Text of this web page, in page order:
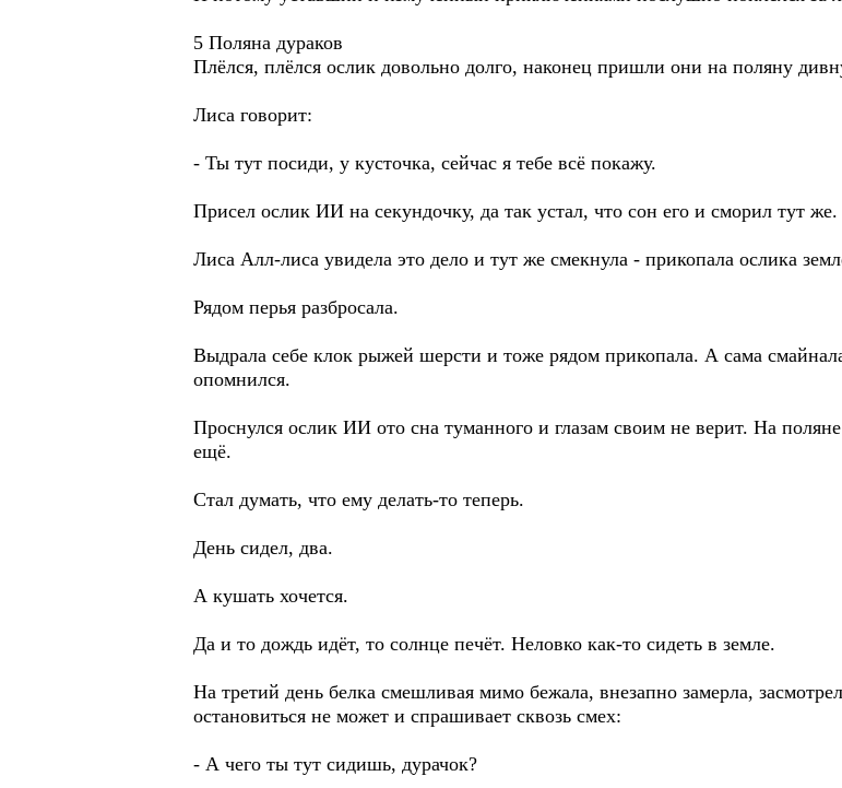
5 Поляна дураков
Плёлся, плёлся ослик довольно долго, наконец пришли они на поляну
Лиса говорит:
- Ты тут посиди, у кусточка, сейчас я тебе всё покажу.
Присел ослик ИИ на секундочку, да так устал, что сон его и сморил тут же.
Лиса Алл-лиса увидела это дело и тут же смекнула - прикопала ослика
Рядом перья разбросала.
Выдрала себе клок рыжей шерсти и тоже рядом прикопала. А сама
опомнился.
Проснулся ослик ИИ ото сна туманного и глазам своим не верит. На
ещё.
Стал думать, что ему делать-то теперь.
День сидел, два.
А кушать хочется.
Да и то дождь идёт, то солнце печёт. Неловко как-то сидеть в земле.
На третий день белка смешливая мимо бежала, внезапно замерла,
остановиться не может и спрашивает сквозь смех:
- А чего ты тут сидишь, дурачок?